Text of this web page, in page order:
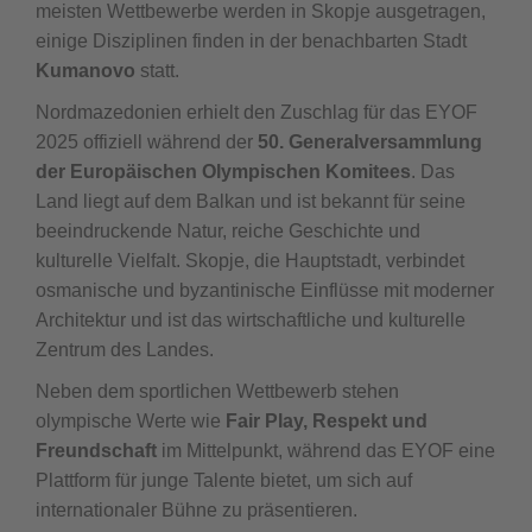
meisten Wettbewerbe werden in Skopje ausgetragen,
einige Disziplinen finden in der benachbarten Stadt
Kumanovo statt.
Nordmazedonien erhielt den Zuschlag für das EYOF
2025 offiziell während der 50. Generalversammlung
der Europäischen Olympischen Komitees. Das
Land liegt auf dem Balkan und ist bekannt für seine
beeindruckende Natur, reiche Geschichte und
kulturelle Vielfalt. Skopje, die Hauptstadt, verbindet
osmanische und byzantinische Einflüsse mit moderner
Architektur und ist das wirtschaftliche und kulturelle
Zentrum des Landes.
Neben dem sportlichen Wettbewerb stehen
olympische Werte wie Fair Play, Respekt und
Freundschaft im Mittelpunkt, während das EYOF eine
Plattform für junge Talente bietet, um sich auf
internationaler Bühne zu präsentieren.